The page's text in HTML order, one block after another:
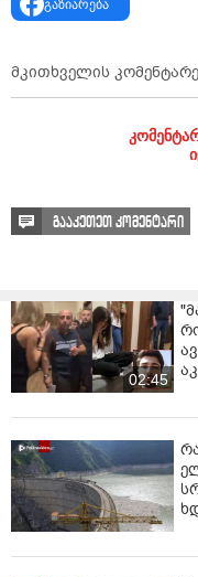
მკითხველის
გააკეთეთ კომენტარი
02:45